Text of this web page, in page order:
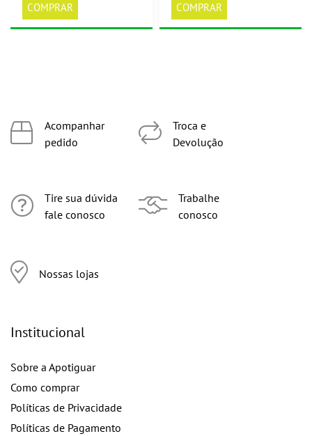
COMPRAR COMPRAR
Acompanhar
pedido
Tire sua dúvida
fale conosco
Nossas lojas
Troca e
Devolução
Trabalhe
conosco
Institucional
Sobre a Apotiguar
Como comprar
Políticas de Privacidade
Políticas de Pagamento